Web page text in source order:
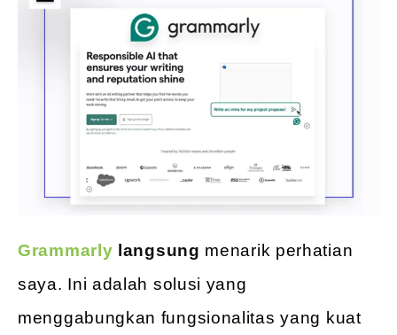
Grammarly langsung menarik perhatian
saya. Ini adalah solusi yang
menggabungkan fungsionalitas yang kuat